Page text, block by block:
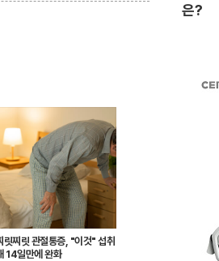
릿찌릿 관절통증, "이것" 섭취
14일만에 완화
은?